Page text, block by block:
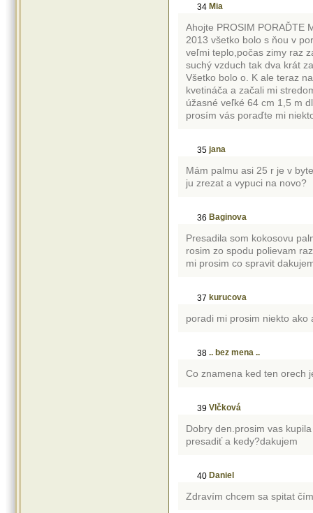
34 Mia
Ahojte PROSIM PORAĎTE
2013 všetko bolo s ňou v
veľmi teplo,počas zimy raz
suchý vzduch tak dva krát
Všetko bolo o. K ale teraz
kvetináča a začali mi
úžasné veľké 64 cm 1,5 m
prosím vás poraďte mi
35 jana
Mám palmu asi 25 r je v
ju zrezat a vypuci na novo?
36 Baginova
Presadila som kokosovu
rosim zo spodu polievam
mi prosim co spravit
37 kurucova
poradi mi prosim niekto
38 .. bez mena ..
Co znamena ked ten orech
39 Vlčková
Dobry den.prosim vas
presadiť a kedy?dakujem
40 Daniel
Zdravím chcem sa spitat